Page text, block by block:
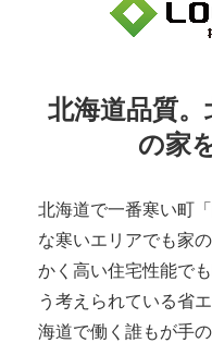
北海道品質
の家
北海道で一番寒い町
な寒いエリアでも家
かく高い住宅性能で
う考えられている省
海道で働く誰もが手